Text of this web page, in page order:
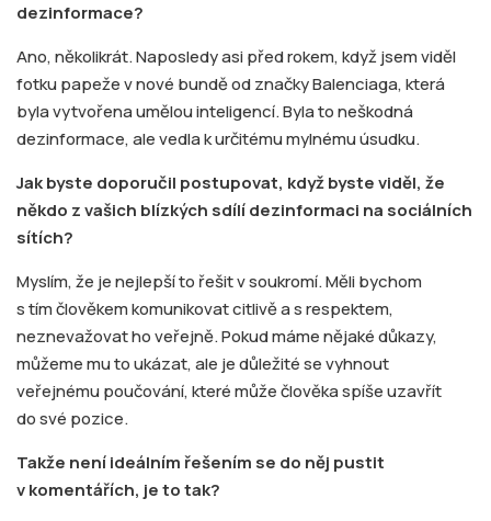
dezinformace?
Ano, několikrát. Naposledy asi před rokem, když jsem viděl
fotku papeže v nové bundě od značky Balenciaga, která
byla vytvořena umělou inteligencí. Byla to neškodná
dezinformace, ale vedla k určitému mylnému úsudku.
Jak byste doporučil postupovat, když byste viděl, že
někdo z vašich blízkých sdílí dezinformaci na sociálních
sítích?
Myslím, že je nejlepší to řešit v soukromí. Měli bychom
s tím člověkem komunikovat citlivě a s respektem,
neznevažovat ho veřejně. Pokud máme nějaké důkazy,
můžeme mu to ukázat, ale je důležité se vyhnout
veřejnému poučování, které může člověka spíše uzavřít
do své pozice.
Takže není ideálním řešením se do něj pustit
v komentářích, je to tak?